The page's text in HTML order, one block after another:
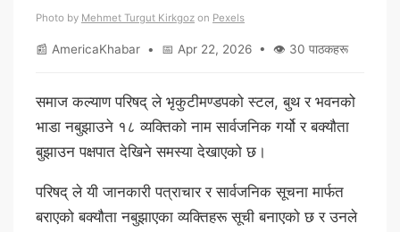
Photo by Mehmet Turgut Kirkgoz on Pexels
📰 AmericaKhabar • 📅 Apr 22, 2026 • 👁 30 पाठकहरू
समाज कल्याण परिषद् ले भृकुटीमण्डपको स्टल, बुथ र भवनको
भाडा नबुझाउने १८ व्यक्तिको नाम सार्वजनिक गर्यो र बक्यौता
बुझाउन पक्षपात देखिने समस्या देखाएको छ।
परिषद् ले यी जानकारी पत्राचार र सार्वजनिक सूचना मार्फत
बराएको बक्यौता नबुझाएका व्यक्तिहरू सूची बनाएको छ र उनले